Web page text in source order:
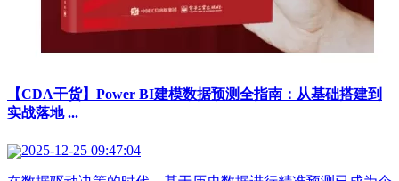
【CDA干货】Power BI建模数据预测全指南：从基础搭建到
实战落地 ...
2025-12-25 09:47:04